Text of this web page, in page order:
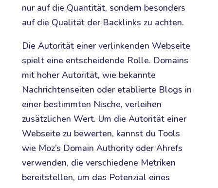
nur auf die Quantität, sondern besonders
auf die Qualität der Backlinks zu achten.
Die Autorität einer verlinkenden Webseite
spielt eine entscheidende Rolle. Domains
mit hoher Autorität, wie bekannte
Nachrichtenseiten oder etablierte Blogs in
einer bestimmten Nische, verleihen
zusätzlichen Wert. Um die Autorität einer
Webseite zu bewerten, kannst du Tools
wie Moz’s Domain Authority oder Ahrefs
verwenden, die verschiedene Metriken
bereitstellen, um das Potenzial eines